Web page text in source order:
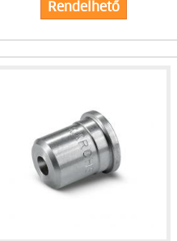
Rendelhető